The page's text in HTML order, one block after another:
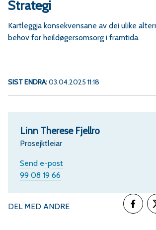
Strategi
Kartleggja konsekvensane av dei ulike
behov for heildøgersomsorg i framtida.
SIST ENDRA 03.04.2025 11:18
Linn Therese Fjellro
Prosejktleiar
Send e-posttil
Telefon
99 08 19 66
DEL MED ANDRE